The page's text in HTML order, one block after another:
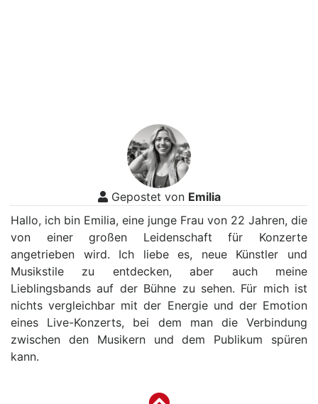
Gepostet von Emilia
Hallo, ich bin Emilia, eine junge Frau von 22 Jahren, die
von einer großen Leidenschaft für Konzerte
angetrieben wird. Ich liebe es, neue Künstler und
Musikstile zu entdecken, aber auch meine
Lieblingsbands auf der Bühne zu sehen. Für mich ist
nichts vergleichbar mit der Energie und der Emotion
eines Live-Konzerts, bei dem man die Verbindung
zwischen den Musikern und dem Publikum spüren
kann.